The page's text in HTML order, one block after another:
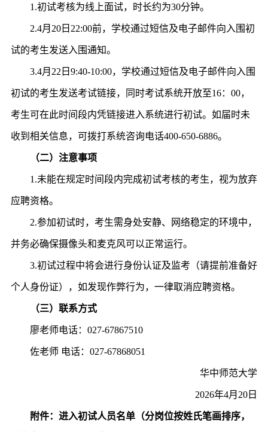
1.初试考核为线上面试，时长约为30分钟。
2.4月20日22:00前，学校通过短信及电子邮件向入围初
试的考生发送入围通知。
3.4月22日9:40-10:00，学校通过短信及电子邮件向入围
初试的考生发送考试链接，同时考试系统开放至16：00，
考生可在此时间段内凭链接进入系统进行初试。如届时未
收到相关信息，可拨打系统咨询电话400-650-6886。
（二） 注意事项
1.未能在规定时间段内完成初试考核的考生，视为放弃
应聘资格。
2.参加初试时，考生需身处安静、网络稳定的环境中，
并务必确保摄像头和麦克风可以正常运行。
3.初试过程中将会进行身份认证及监考（请提前准备好
个人身份证），如发现作弊行为，一律取消应聘资格。
（三）联系方式
廖老师电话：027-67867510
佐老师 电话：027-67868051
华中师范大学
2026年4月20日
附件： 进入初试人员名单（分岗位按姓氏笔画排序，